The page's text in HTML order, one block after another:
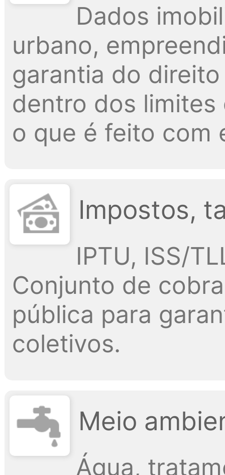
Dados
urbano,
garantia do
dentro dos
o que é feito com
Impostos,
IPTU, ISS/
Conjunto de
pública para
coletivos.
Meio
Água,